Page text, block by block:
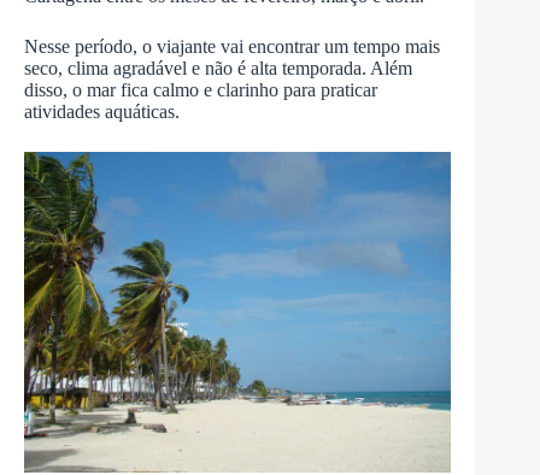
Nesse período, o viajante vai encontrar um tempo mais
seco, clima agradável e não é alta temporada. Além
disso, o mar fica calmo e clarinho para praticar
atividades aquáticas.